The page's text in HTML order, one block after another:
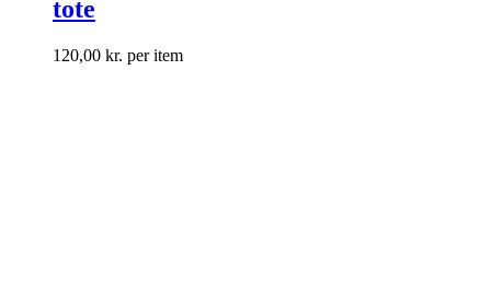
tote
120,00 kr. per item